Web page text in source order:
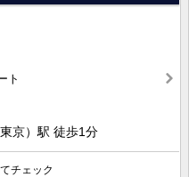
ト
京）駅 徒歩1分
チェック